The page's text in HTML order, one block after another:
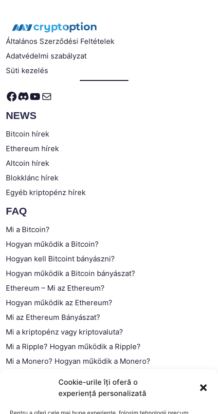
Cookie-urile îți oferă o
experiență personalizată
Általános Szerződési Feltételek
Adatvédelmi szabályzat
Süti kezelés
Facebook
Discord
YouTube
Mail
NEWS
Bitcoin hírek
Ethereum hírek
Altcoin hírek
Blokklánc hírek
Egyéb kriptopénz hírek
FAQ
Mi a Bitcoin?
Hogyan működik a Bitcoin?
Hogyan kell Bitcoint bányászni?
Hogyan működik a Bitcoin bányászat?
Ethereum – Mi az Ethereum?
Hogyan működik az Ethereum?
Mi az Ethereum Bányászat?
Mi a kriptopénz vagy kriptovaluta?
Mi a Ripple? Hogyan működik a Ripple?
Mi a Monero? Hogyan működik a Monero?
Mi a blokklánc (technológia)?